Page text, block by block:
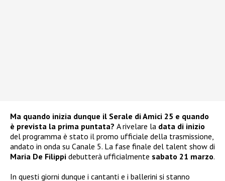
Ma quando inizia dunque il Serale di Amici 25 e quando
è prevista la prima puntata? A rivelare la data di inizio
del programma è stato il promo ufficiale della trasmissione,
andato in onda su Canale 5. La fase finale del talent show di
Maria De Filippi debutterà ufficialmente sabato 21 marzo.
In questi giorni dunque i cantanti e i ballerini si stanno